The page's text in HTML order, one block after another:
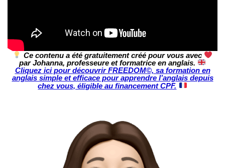
Ce contenu a été gratuitement créé pour vous avec
par Johanna, professeure et formatrice en anglais.
Cliquez ici pour découvrir FREEDOM©, sa formation en
anglais simple et efficace pour apprendre l’anglais depuis
chez vous, éligible au financement CPF.